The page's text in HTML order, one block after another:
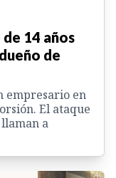
14 años
de
empresario en
El ataque
a